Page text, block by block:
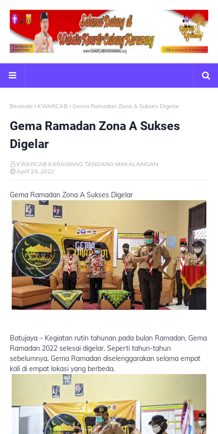
Beranda KWARCAB Gema Ramadan Zona A Sukses Digelar
Gema Ramadan Zona A Sukses
Digelar
KWARCAB KARAWANG TANDANG MAKALANGAN
April 24, 2022
Gema Ramadan Zona A Sukses Digelar
Batujaya – Kegiatan rutin tahunan pada bulan Ramadan, Gema
Ramadan 2022 selesai digelar. Seperti tahun-tahun
sebelumnya, Gema Ramadan diselenggarakan selama empat
kali di empat lokasi yang berbeda.